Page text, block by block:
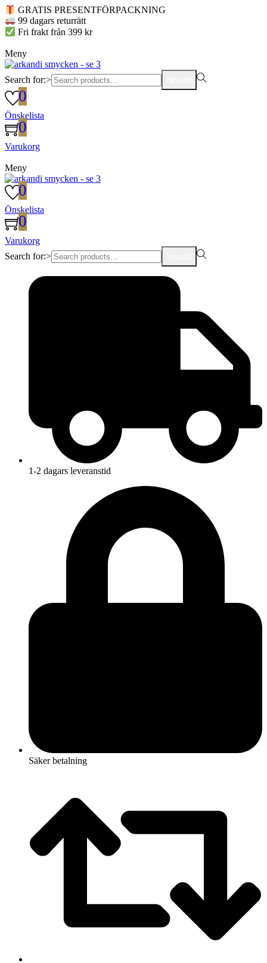
GRATIS PRESENTFÖRPACKNING
99 dagars returrätt
Fri frakt från 399 kr
Meny
Search for:>
0
Önskelista
0
Varukorg
Meny
0
Önskelista
0
Varukorg
Search for:>
1-2 dagars leveranstid
Säker betalning